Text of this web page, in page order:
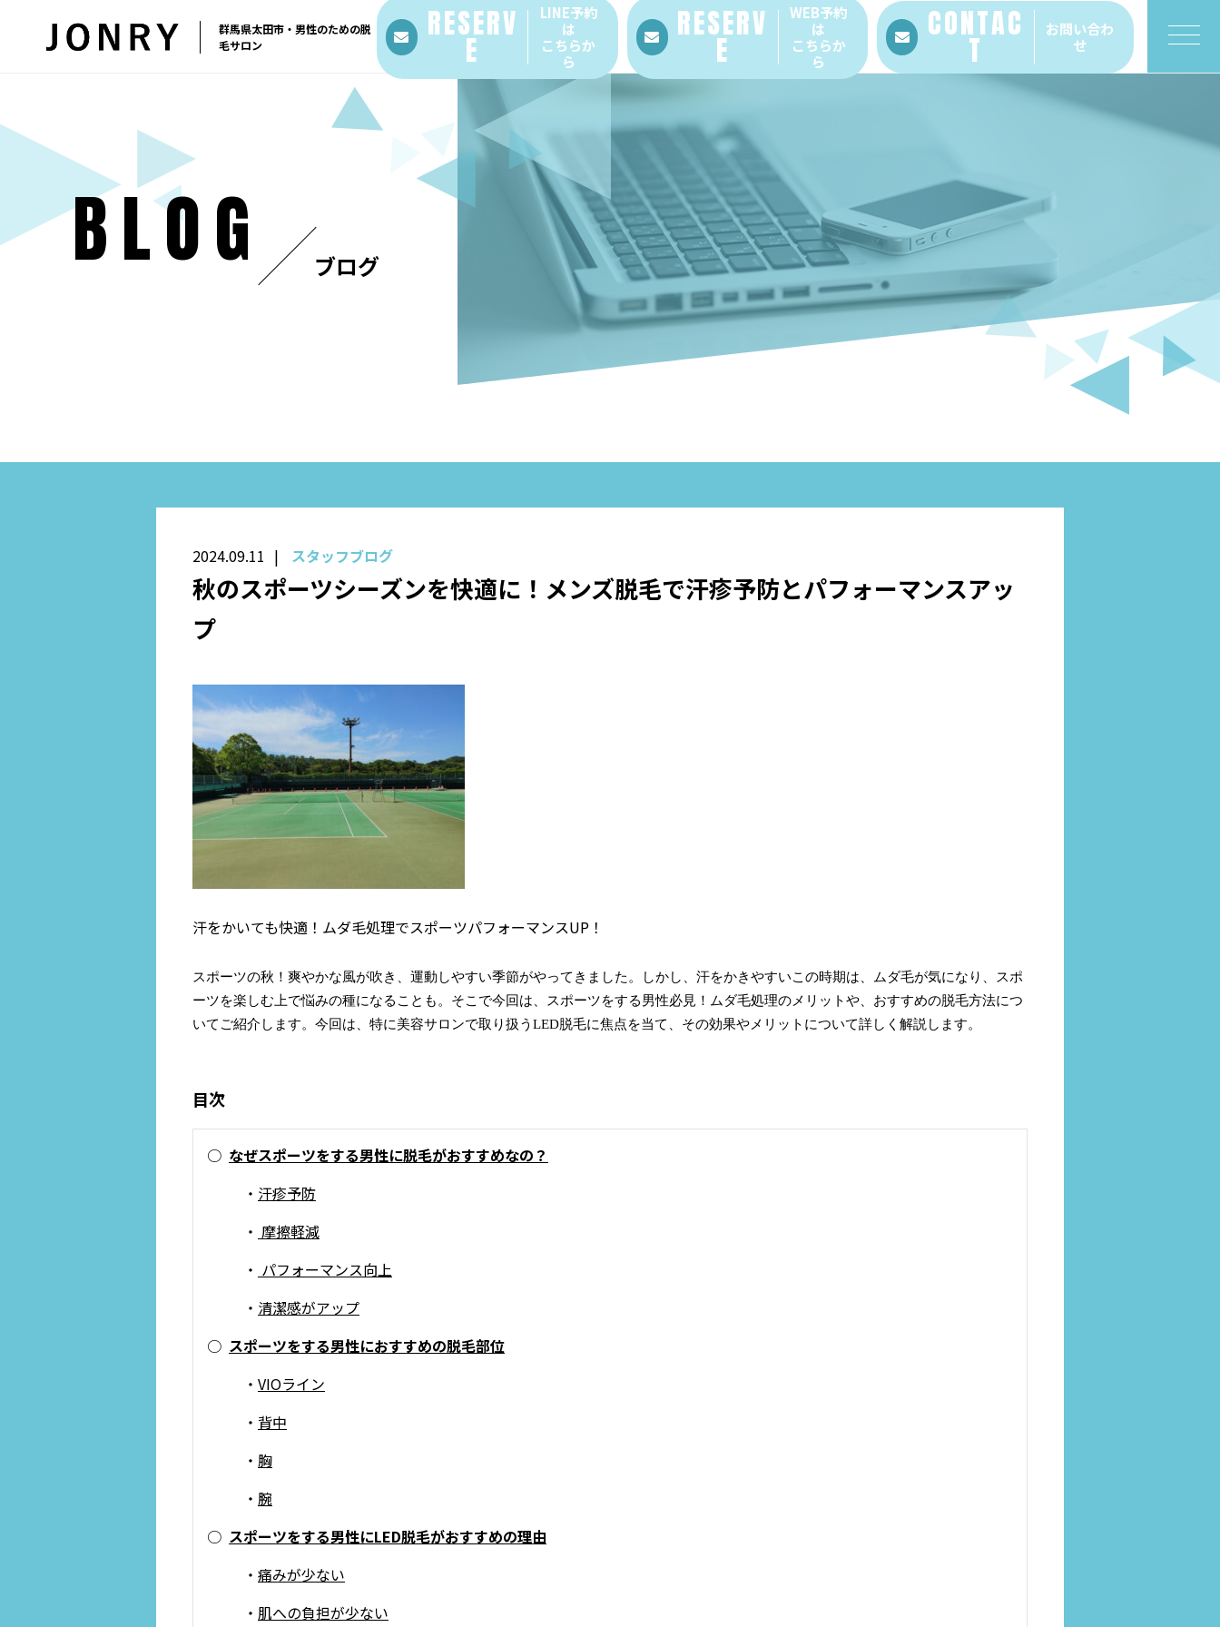
群馬県太田市・男性のための脱
毛サロン
RESERV
E
LINE予約
は
こちらか
ら
RESERV
E
WEB予約
は
こちらか
ら
CONTAC
T
お問い合わ
せ
BLOG ブログ
2024.09.11 スタッフブログ
秋のスポーツシーズンを快適に！メンズ脱毛で汗疹予防とパフォーマンスアッ
プ
汗をかいても快適！ムダ毛処理でスポーツパフォーマンスUP！
スポーツの秋！爽やかな風が吹き、運動しやすい季節がやってきました。しかし、汗をかきやすいこの時期は、ムダ毛が気になり、スポ
ーツを楽しむ上で悩みの種になることも。そこで今回は、スポーツをする男性必見！ムダ毛処理のメリットや、おすすめの脱毛方法につ
いてご紹介します。今回は、特に美容サロンで取り扱うLED脱毛に焦点を当て、その効果やメリットについて詳しく解説します。
目次
○ なぜスポーツをする男性に脱毛がおすすめなの？
・ 汗疹予防
・ 摩擦軽減
・ パフォーマンス向上
・ 清潔感がアップ
○ スポーツをする男性におすすめの脱毛部位
・ VIOライン
・ 背中
・ 胸
・ 腕
○ スポーツをする男性にLED脱毛がおすすめの理由
・ 痛みが少ない
・ 肌への負担が少ない